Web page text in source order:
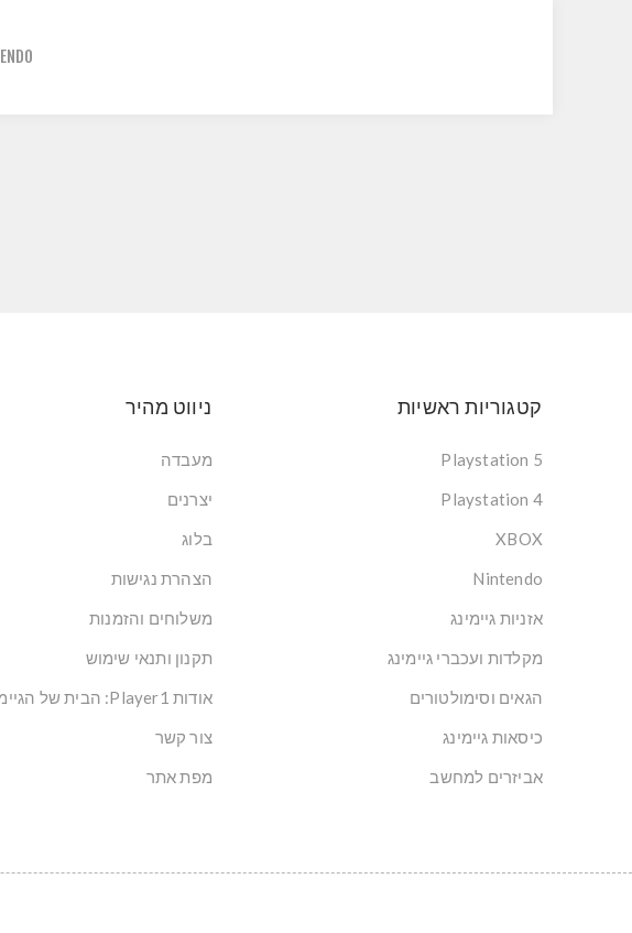
קטגוריות ראשיות
Playstation 5
Playstation 4
XBOX
Nintendo
אזניות גיימינג
מקלדות ועכברי גיימינג
הגאים וסימולטורים
כיסאות גיימינג
אביזרים למחשב
ניווט מהיר
מעבדה
יצרנים
בלוג
הצהרת נגישות
משלוחים והזמנות
תקנון ותנאי שימוש
אודות Player1: הבית של הגיימרים בישראל
צור קשר
מפת אתר